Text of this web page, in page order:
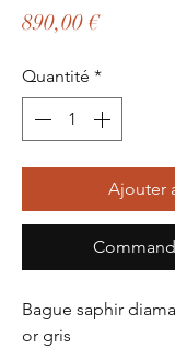
890,00 €Prix
Quantité *
Ajouter
Bague saphir
or gris